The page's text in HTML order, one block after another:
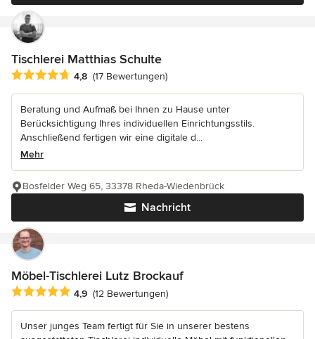
Tischlerei Matthias Schulte
Durchschnittliche Bewertung: 4.8 von 5 Sternen
4,8 (17 Bewertungen)
Beratung und Aufmaß bei Ihnen zu Hause unter
Berücksichtigung Ihres individuellen Einrichtungsstils.
Anschließend fertigen wir eine digitale d...
Mehr
Nachricht
Bosfelder Weg 65, 33378 Rheda-Wiedenbrück
Möbel-Tischlerei Lutz Brockauf
Durchschnittliche Bewertung: 4.9 von 5 Sternen
4,9 (12 Bewertungen)
Unser junges Team fertigt für Sie in unserer bestens